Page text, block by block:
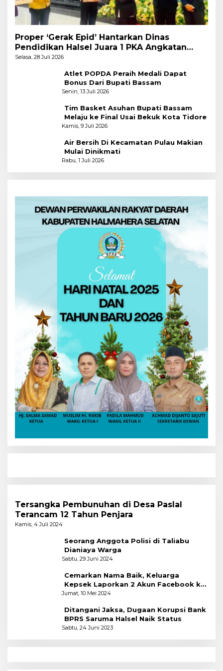
Proper ‘Gerak Epid’ Hantarkan Dinas
Pendidikan Halsel Juara 1 PKA Angkatan
Pertama
Selasa, 28 Juli 2026
Atlet POPDA Peraih Medali Dapat
Senin, 13 Juli 2026
Tim Basket Asuhan Bupati Bassam
Melaju ke Final Usai Bekuk Kota Tidore
Kamis, 9 Juli 2026
Air Bersih Di Kecamatan Pulau Makian
Mulai Dinikmati
Rabu, 1 Juli 2026
Tersangka Pembunuhan di Desa Paslal
Terancam 12 Tahun Penjara
Kamis, 4 Juli 2024
Seorang Anggota Polisi di Taliabu
Dianiaya Warga
Sabtu, 29 Juni 2024
Cemarkan Nama Baik, Keluarga
Kepsek Laporkan 2 Akun Facebook ke
Polres
Jumat, 10 Mei 2024
Ditangani Jaksa, Dugaan Korupsi Bank
BPRS Saruma Halsel Naik Status
Sabtu, 24 Juni 2023